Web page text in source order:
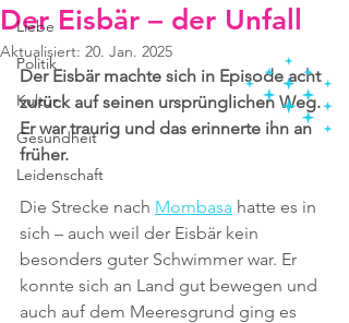
Liebe
Politik
Kultur
Gesundheit
Leidenschaft
Der Eisbär – der Unfall
Aktualisiert: 20. Jan. 2025
Der Eisbär machte sich in Episode acht
zurück auf seinen ursprünglichen Weg.
Er war traurig und das erinnerte ihn an
früher.
Die Strecke nach Mombasa hatte es in
sich – auch weil der Eisbär kein
besonders guter Schwimmer war. Er
konnte sich an Land gut bewegen und
auch auf dem Meeresgrund ging es